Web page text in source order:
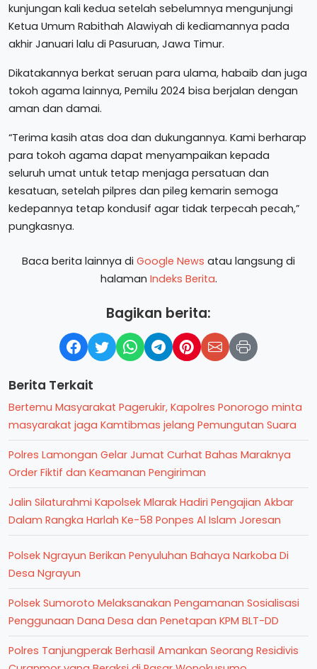
kunjungan kali kedua setelah sebelumnya mengunjungi
Ketua Umum Rabithah Alawiyah di kediamannya pada
akhir Januari lalu di Pasuruan, Jawa Timur.
Dikatakannya berkat seruan para ulama, habaib dan juga
tokoh agama lainnya, Pemilu 2024 bisa berjalan dengan
aman dan damai.
“Terima kasih atas doa dan dukungannya. Kami berharap
para tokoh agama dapat menyampaikan kepada
seluruh umat untuk tetap menjaga persatuan dan
kesatuan, setelah pilpres dan pileg kemarin semoga
kedepannya tetap kondusif agar tidak terpecah pecah,”
pungkasnya.
Baca berita lainnya di Google News atau langsung di
halaman Indeks Berita.
Bagikan berita:
Berita Terkait
Bertemu Masyarakat Pagerukir, Kapolres Ponorogo minta
masyarakat jaga Kamtibmas jelang Pemungutan Suara
Polres Lamongan Gelar Jumat Curhat Bahas Maraknya
Order Fiktif dan Keamanan Pengiriman
Jalin Silaturahmi Kapolsek Mlarak Hadiri Pengajian Akbar
Dalam Rangka Harlah Ke-58 Ponpes Al Islam Joresan
Polsek Ngrayun Berikan Penyuluhan Bahaya Narkoba Di
Desa Ngrayun
Polsek Sumoroto Melaksanakan Pengamanan Sosialisasi
Penggunaan Dana Desa dan Penetapan KPM BLT-DD
Polres Tanjungperak Berhasil Amankan Seorang Residivis